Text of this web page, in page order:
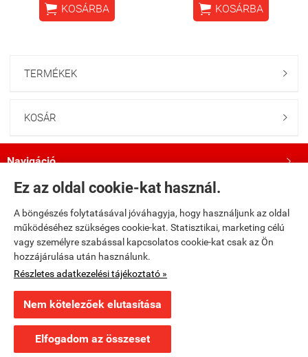
Ez az oldal cookie-kat használ.
A böngészés folytatásával jóváhagyja, hogy használjunk az oldal
működéséhez szükséges cookie-kat. Statisztikai, marketing célú
vagy személyre szabással kapcsolatos cookie-kat csak az Ön
hozzájárulása után használunk.
Részletes adatkezelési tájékoztató »
Nem kötelezőek elutasítása
Elfogadom az összeset
 KOSÁRBA  KOSÁRBA
TERMÉKEK 
KOSÁR 
Navigáció 
Saját fiók
Bemutatkozás
Kövess minket a Facebookon!
Webáruház készítés